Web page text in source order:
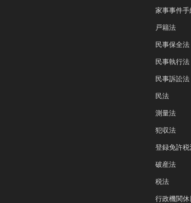
家事事件手
戸籍法
民事保全法
民事執行法
民事訴訟法
民法
測量法
犯収法
登録免許税
破産法
税法
行政機関休